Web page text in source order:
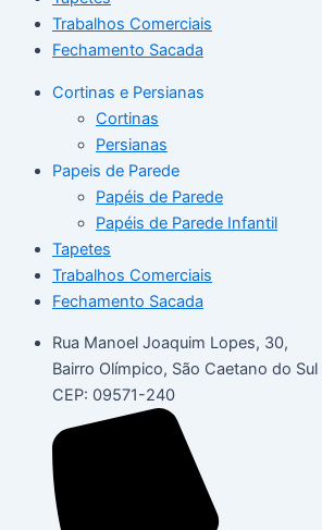
Trabalhos Comerciais
Fechamento Sacada
Cortinas e Persianas
Cortinas
Persianas
Papeis de Parede
Papéis de Parede
Papéis de Parede Infantil
Tapetes
Trabalhos Comerciais
Fechamento Sacada
Rua Manoel Joaquim Lopes, 30,
Bairro Olímpico, São Caetano do Sul
CEP: 09571-240